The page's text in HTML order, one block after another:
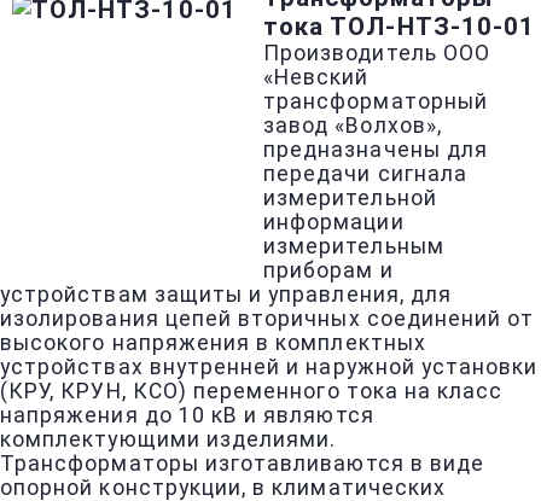
тока ТОЛ-НТЗ-10-01
Производитель ООО
«Невский
трансформаторный
завод «Волхов»,
предназначены для
передачи сигнала
измерительной
информации
измерительным
приборам и
устройствам защиты и управления, для
изолирования цепей вторичных соединений от
высокого напряжения в комплектных
устройствах внутренней и наружной установки
(КРУ, КРУН, КСО) переменного тока на класс
напряжения до 10 кВ и являются
комплектующими изделиями.
Трансформаторы изготавливаются в виде
опорной конструкции, в климатических